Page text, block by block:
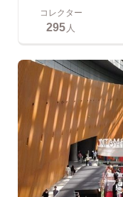
コレクター
295人